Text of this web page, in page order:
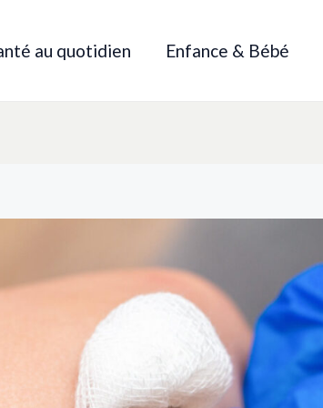
au quotidien Enfance & Bébé